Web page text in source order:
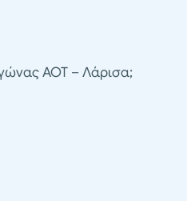
ΑΟΤ – Λάρισα;